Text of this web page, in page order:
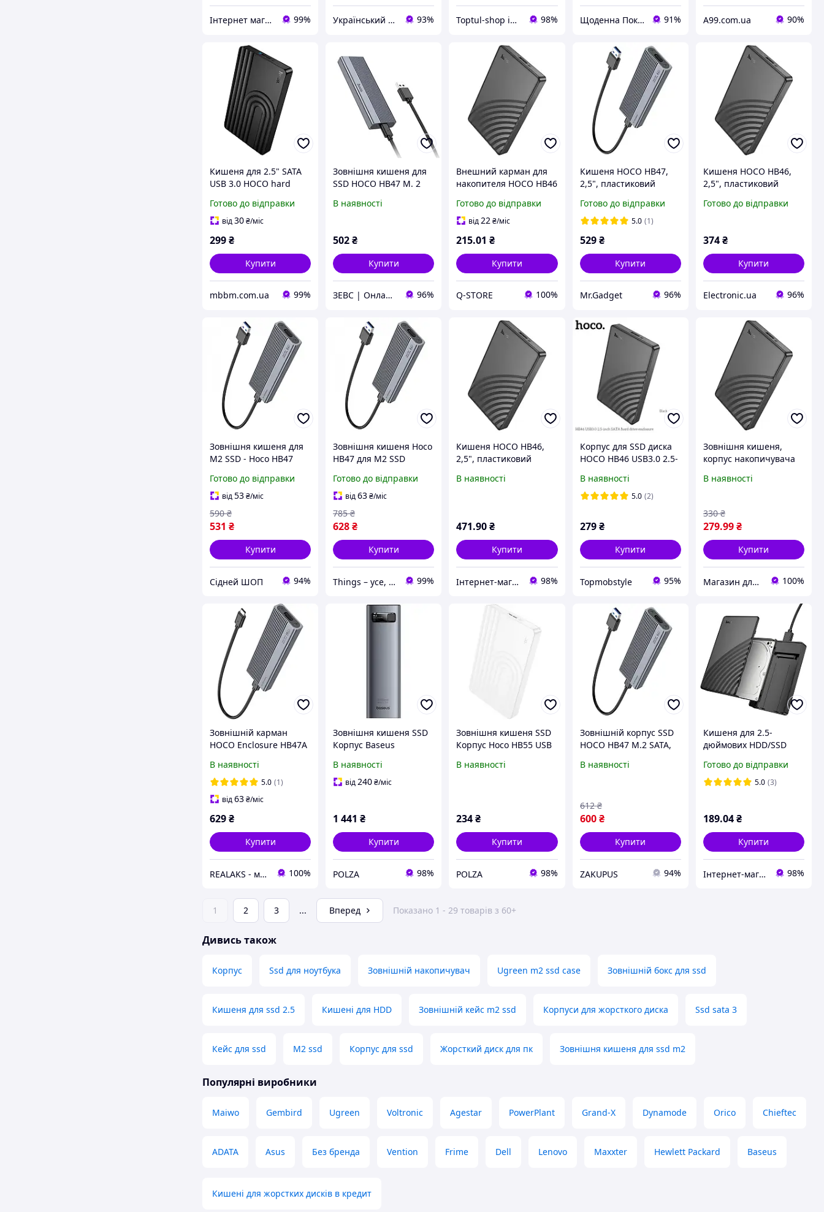
Інтернет магазин PRIMO 99% Український Кошик 93% Toptul-shop інтернет магазин 98% Щоденна Покупка 91% A99.com.ua 90%
Кишеня для 2.5" SATA
USB 3.0 HOCO hard
|6TB Max| black
(6942007680813)
Готово до відправки
від30₴/міс
299₴
Купити
mbbm.com.ua 99%
Зовнішня кишеня для
SSD HOCO HB47 M. 2
В наявності
502₴
Купити
ЗЕВС | Онлайн Гипермаркет 96%
Внешний карман для
накопителя HOCO HB46
hard drive enclosure
Black Q-STORE -
problems-
Готово до відправки
від22₴/міс
215.01 ₴
Купити
Q-STORE 100%
Кишеня HOCO HB47,
2,5", пластиковий
USB3.1 SATA, Gray
Готово до відправки
5.0 (1)
529 ₴
Купити
Mr.Gadget 96%
Кишеня HOCO HB46,
2,5", пластиковий
USB3.0 SATA, Black
Готово до відправки
374₴
Купити
Electronic.ua 96%
Зовнішня кишеня для
M2 SSD - Hoco HB47
Готово до відправки
від53₴/міс
531 ₴
590 ₴
Купити
Сідней ШОП 94%
Зовнішня кишеня Hoco
HB47 для M2 SSD
Готово до відправки
від63₴/міс
628₴
785 ₴
Купити
Things – усе, що потрібно, під рукою 99%
Кишеня HOCO HB46,
2,5", пластиковий
USB3.0 SATA, Black
В наявності
471.90₴
Купити
Інтернет-магазин зі складу в Одесі - УкрГосСклад 98%
Корпус для SSD диска
HOCO HB46 USB3.0 2.5-
enclosure 6TB Black
В наявності
5.0 (2)
279 ₴
Купити
Topmobstyle 95%
Зовнішня кишеня,
корпус накопичувача
дюйма швидка
В наявності
279.99₴
330 ₴
Купити
Магазин для дорослих 100%
Зовнішній карман
HOCO Enclosure HB47A
M.2/10Gbps/Metal/Gray
(6942007632362)
В наявності
5.0 (1)
від63₴/міс
629₴
Купити
REALAKS - магазин мобільних аксесуарів та гаджетів 100%
Зовнішня кишеня SSD
Корпус Baseus
Enclosure USB-C 3.2
Gen2 (M.2 NVMe & SATA
В наявності
від240₴/міс
1 441 ₴
Купити
POLZA 98%
Зовнішня кишеня SSD
Корпус Hoco HB55 USB
корпус для ПК, комп
В наявності
234₴
Купити
POLZA 98%
Зовнішній корпус SSD
HOCO HB47 M.2 SATA,
В наявності
600 ₴
612 ₴
Купити
ZAKUPUS 94%
Кишеня для 2.5-
дюймових HDD/SSD
швидкість до 5 Гбіт/с,
підтримка дисків до 6
Готово до відправки
5.0 (3)
189.04₴
Купити
Інтернет-магазин "inKin" 98%
1 2 3 ... Вперед Показано 1 - 29 товарів з 60+
Дивись також
Корпус Ssd для ноутбука Зовнішній накопичувач Ugreen m2 ssd case Зовнішній бокс для ssd
Кишеня для ssd 2.5 Кишені для HDD Зовнішній кейс m2 ssd Корпуси для жорсткого диска Ssd sata 3
Кейс для ssd M2 ssd Корпус для ssd Жорсткий диск для пк Зовнішня кишеня для ssd m2
Популярні виробники
Maiwo Gembird Ugreen Voltronic Agestar PowerPlant Grand-X Dynamode Orico Chieftec
ADATA Asus Без бренда Vention Frime Dell Lenovo Maxxter Hewlett Packard Baseus
Кишені для жорстких дисків в кредит